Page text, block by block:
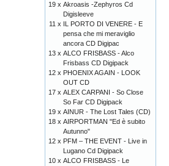
19 x Akroasis -Zephyros Cd
Digisleeve
11 x IL PORTO DI VENERE - E
pensa che mi meraviglio
ancora CD Digipac
13 x ALCO FRISBASS - Alco
Frisbass CD Digipack
12 x PHOENIX AGAIN - LOOK
OUT CD
17 x ALEX CARPANI - So Close
So Far CD Digipack
19 x AINUR - The Lost Tales (CD)
18 x AIRPORTMAN "Ed è subito
Autunno"
12 x PFM – THE EVENT - Live in
Lugano Cd Digipack
10 x ALCO FRISBASS - Le